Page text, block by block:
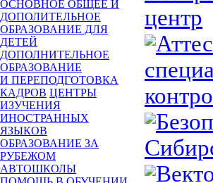
ОСНОВНОЕ ОБЩЕЕ И
ДОПОЛИТЕЛЬНОЕ
ОБРАЗОВАНИЕ ДЛЯ
ДЕТЕЙ
ДОПОЛНИТЕЛЬНОЕ
ОБРАЗОВАНИЕ
И ПЕРЕПОДГОТОВКА
КАДРОВ ЦЕНТРЫ
ИЗУЧЕНИЯ
ИНОСТРАННЫХ
ЯЗЫКОВ
ОБРАЗОВАНИЕ ЗА
РУБЕЖОМ
АВТОШКОЛЫ
центр